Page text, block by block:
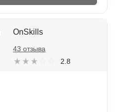
OnSkills
2.8
43 отзыва